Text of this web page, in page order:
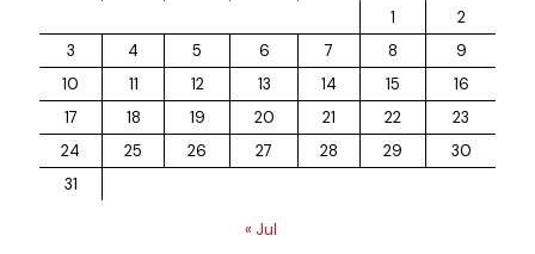
1
2
3
4 5 6 7 8
9
10
11 12 13 14 15
16
17
18 19 20 21 22
23
24
25 26 27 28 29
30
31
« Jul